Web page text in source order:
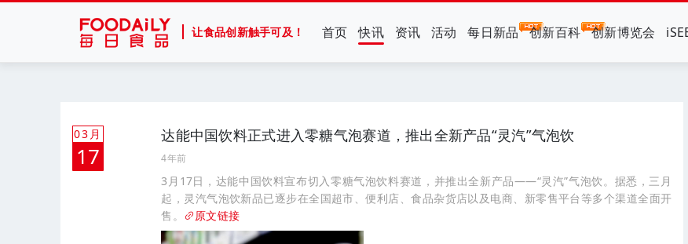
让食品创新触手可及！ 首页 快讯 资讯 活动 每日新品 创新百科 创新博览会
03月
17
达能中国饮料正式进入零糖气泡赛道，推出全新产品“灵汽”气泡饮
4年前
3月17日，达能中国饮料宣布切入零糖气泡饮料赛道，并推出全新产品——“灵汽”气泡饮。据悉，三月
起，灵汽气泡饮新品已逐步在全国超市、便利店、食品杂货店以及电商、新零售平台等多个渠道全面开
售。
原文链接